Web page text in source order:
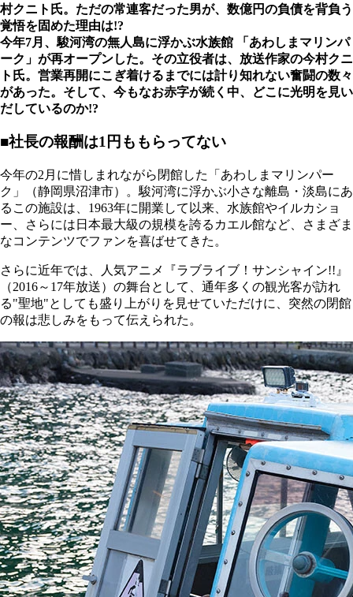
村クニト氏。ただの常連客だった男が、数億円の負債を背負う
覚悟を固めた理由は!?
今年7月、駿河湾の無人島に浮かぶ水族館 「あわしまマリンパ
ーク」が再オープンした。その立役者は、放送作家の今村クニ
ト氏。営業再開にこぎ着けるまでには計り知れない奮闘の数々
があった。そして、今もなお赤字が続く中、どこに光明を見い
だしているのか!?
■社長の報酬は1円ももらってない
今年の2月に惜しまれながら閉館した「あわしまマリンパー
ク」（静岡県沼津市）。駿河湾に浮かぶ小さな離島・淡島にあ
るこの施設は、1963年に開業して以来、水族館やイルカショ
ー、さらには日本最大級の規模を誇るカエル館など、さまざま
なコンテンツでファンを喜ばせてきた。
さらに近年では、人気アニメ『ラブライブ！サンシャイン!!』
（2016～17年放送）の舞台として、通年多くの観光客が訪れ
る"聖地"としても盛り上がりを見せていただけに、突然の閉館
の報は悲しみをもって伝えられた。